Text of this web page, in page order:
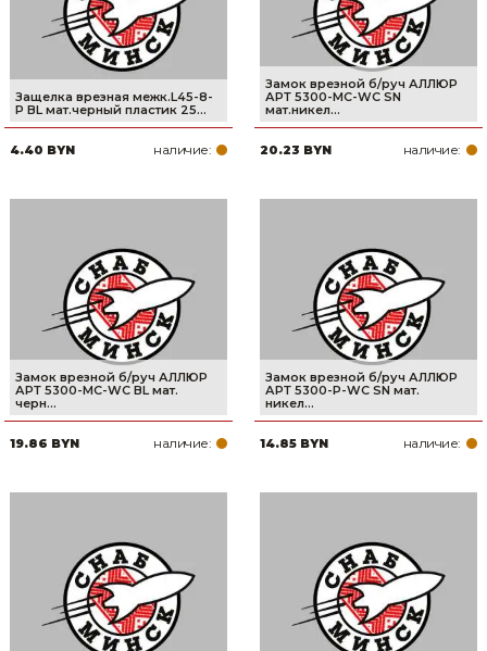
Защелка врезная межк.L45-8-
P BL мат.черный пластик 25...
4.40 BYN наличие:
Замок врезной б/руч АЛЛЮР
АРТ 5300-MC-WC SN
мат.никел...
20.23 BYN наличие:
Замок врезной б/руч АЛЛЮР
АРТ 5300-MC-WC BL мат.
черн...
19.86 BYN наличие:
Замок врезной б/руч АЛЛЮР
АРТ 5300-P-WC SN мат.
никел...
14.85 BYN наличие: